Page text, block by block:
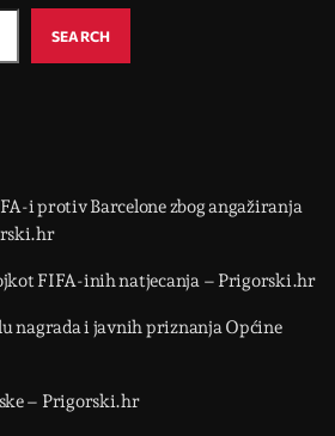
SEARCH
i protiv Barcelone zbog angažiranja
FIFA-inih natjecanja – Prigorski.hr
nagrada i javnih priznanja Općine
– Prigorski.hr